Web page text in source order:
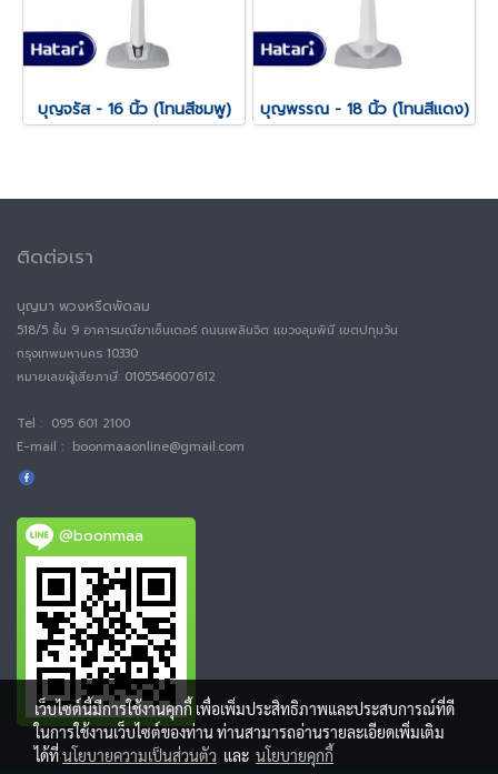
บุญจรัส - 16 นิ้ว (โทนสีชมพู) บุญพรรณ - 18 นิ้ว (โทนสีแดง)
ติดต่อเรา
บุญมา พวงหรีดพัดลม
518/5 ชั้น 9 อาคารมณียาเซ็นเตอร์ ถนนเพลินจิต แขวงลุมพินี เขตปทุมวัน
กรุงเทพมหานคร 10330
หมายเลขผู้เสียภาษี: 0105546007612
Tel : 095 601 2100
E-mail : boonmaaonline@gmail.com
@boonmaa
เว็บไซต์นี้มีการใช้งานคุกกี้ เพื่อเพิ่มประสิทธิภาพและประสบการณ์ที่ดี
ในการใช้งานเว็บไซต์ของท่าน ท่านสามารถอ่านรายละเอียดเพิ่มเติม
ได้ที่นโยบายความเป็นส่วนตัว และ นโยบายคุกกี้